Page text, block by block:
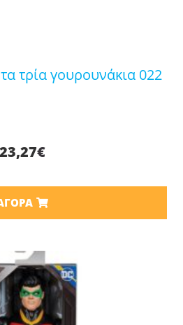
τα τρία γουρουνάκια 022
23,27€